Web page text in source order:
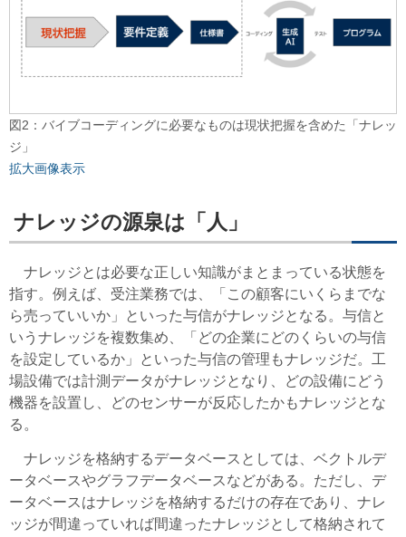
図2：バイブコーディングに必要なものは現状把握を含めた「ナレッ
ジ」
拡大画像表示
ナレッジの源泉は「人」
ナレッジとは必要な正しい知識がまとまっている状態を
指す。例えば、受注業務では、「この顧客にいくらまでな
ら売っていいか」といった与信がナレッジとなる。与信と
いうナレッジを複数集め、「どの企業にどのくらいの与信
を設定しているか」といった与信の管理もナレッジだ。工
場設備では計測データがナレッジとなり、どの設備にどう
機器を設置し、どのセンサーが反応したかもナレッジとな
る。
ナレッジを格納するデータベースとしては、ベクトルデ
ータベースやグラフデータベースなどがある。ただし、デ
ータベースはナレッジを格納するだけの存在であり、ナレ
ッジが間違っていれば間違ったナレッジとして格納されて